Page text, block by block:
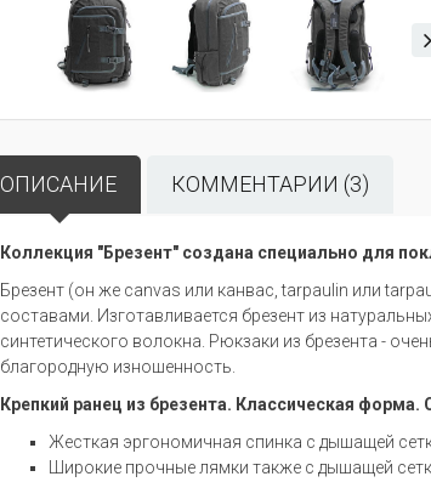
ОПИСАНИЕ КОММЕНТАРИИ (3)
Коллекция "Брезент" создана специально для
Брезент (он же canvas или канвас, tarpaulin или
составами. Изготавливается брезент из
синтетического волокна. Рюкзаки из брезента -
благородную изношенность.
Крепкий ранец из брезента. Классическая форма.
Жесткая эргономичная спинка с дышащей
Широкие прочные лямки также с дышащей